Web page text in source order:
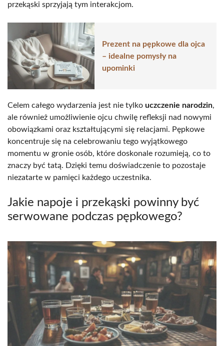
przekąski sprzyjają tym interakcjom.
Prezent na pępkowe dla ojca
– idealne pomysły na
upominki
Celem całego wydarzenia jest nie tylko uczczenie narodzin,
ale również umożliwienie ojcu chwilę refleksji nad nowymi
obowiązkami oraz kształtującymi się relacjami. Pępkowe
koncentruje się na celebrowaniu tego wyjątkowego
momentu w gronie osób, które doskonale rozumieją, co to
znaczy być tatą. Dzięki temu doświadczenie to pozostaje
niezatarte w pamięci każdego uczestnika.
Jakie napoje i przekąski powinny być
serwowane podczas pępkowego?